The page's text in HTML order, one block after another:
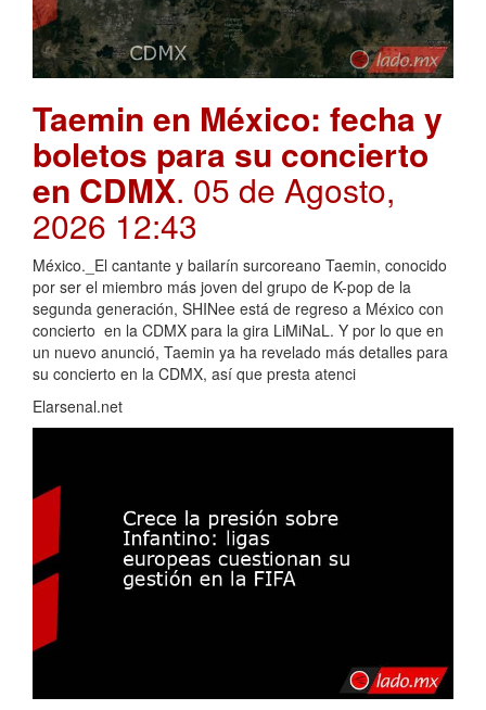
Taemin en México: fecha y
boletos para su concierto
en CDMX. 05 de Agosto,
2026 12:43
México._El cantante y bailarín surcoreano Taemin, conocido
por ser el miembro más joven del grupo de K-pop de la
segunda generación, SHINee está de regreso a México con
concierto en la CDMX para la gira LiMiNaL. Y por lo que en
un nuevo anunció, Taemin ya ha revelado más detalles para
su concierto en la CDMX, así que presta atenci
Elarsenal.net